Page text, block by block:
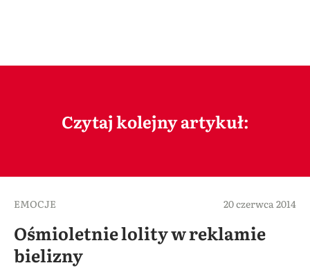
Czytaj kolejny artykuł:
EMOCJE 20 czerwca 2014
Ośmioletnie lolity w reklamie
bielizny